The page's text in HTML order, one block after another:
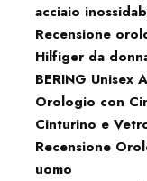
acciaio
Recensione
Hilfiger da
BERING Unisex
Orologio con
Cinturino e
Recensione
uomo